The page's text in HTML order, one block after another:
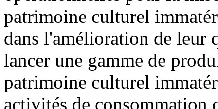
patrimoine culturel
dans l'amélioration de leur
lancer une gamme de
patrimoine culturel
activités de